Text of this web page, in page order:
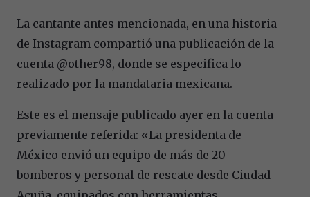
La cantante antes mencionada, en una historia
de Instagram compartió una publicación de la
cuenta @other98, donde se especifica lo
realizado por la mandataria mexicana.
Este es el mensaje publicado ayer en la cuenta
previamente referida: «La presidenta de
México envió un equipo de más de 20
bomberos y personal de rescate desde Ciudad